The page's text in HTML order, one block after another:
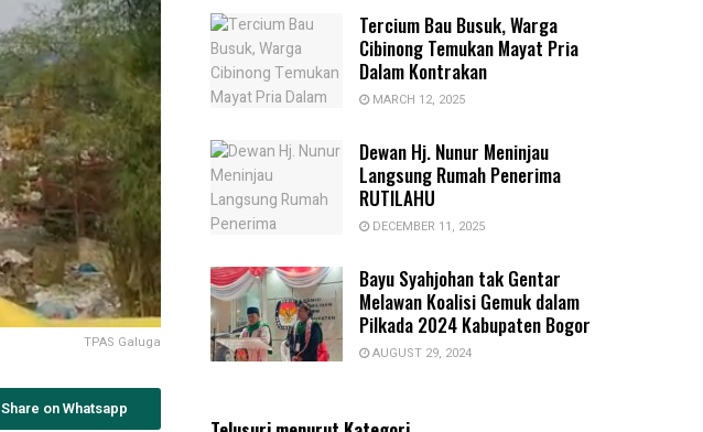
TPAS Galuga
Share on Whatsapp
Tercium Bau Busuk, Warga
Cibinong Temukan Mayat Pria
Dalam Kontrakan
MARCH 12, 2025
Dewan Hj. Nunur Meninjau
Langsung Rumah Penerima
RUTILAHU
DECEMBER 11, 2025
Bayu Syahjohan tak Gentar
Melawan Koalisi Gemuk dalam
Pilkada 2024 Kabupaten Bogor
AUGUST 29, 2024